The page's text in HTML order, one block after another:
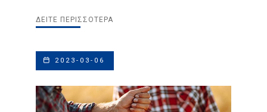
ΔΕΊΤΕ ΠΕΡΙΣΣΌΤΕΡΑ
2023-03-06